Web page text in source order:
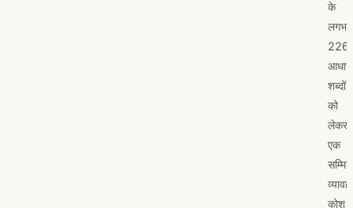
के
लगभग
शब्दों
को
लेकर
एक
कोश